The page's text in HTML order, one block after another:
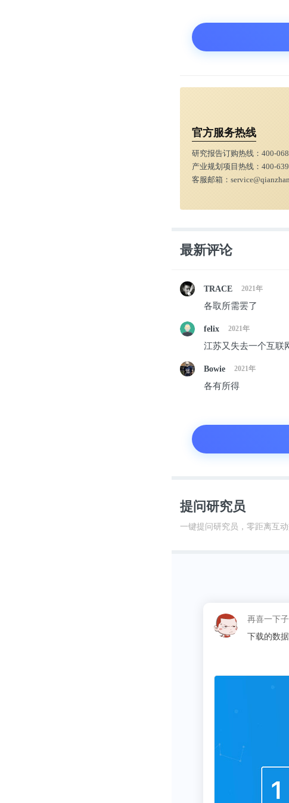
不过由于没有任
易购30%以上的
所以淘宝虽然是
张近东和深圳国
二
张近东也算是中
苏宁易购会走到
在线下零售时代
电商崛起之后，
没办法与之抗衡。
易购，发展线上
但是近两年来，
所以说，最近十
钱之后，不仅没
根据最新的财报
元，总负债
官方服务热线
研究报告订购热线：400-
产业规划项目热线：400-
客服邮箱：
最新评论
TRACE 2021年
各取所需罢了
felix 2021年
江苏又失去一个互联
Bowie 2021年
各有所得
提问研究员
一键提问研究员，零距离互
这昵称我
同学推荐